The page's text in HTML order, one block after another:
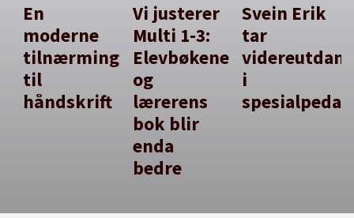
En
moderne
tilnærming
til
håndskrift
Vi justerer
Multi 1-3:
Elevbøkene
og
lærerens
bok blir
enda
bedre
Svein Erik
tar
i